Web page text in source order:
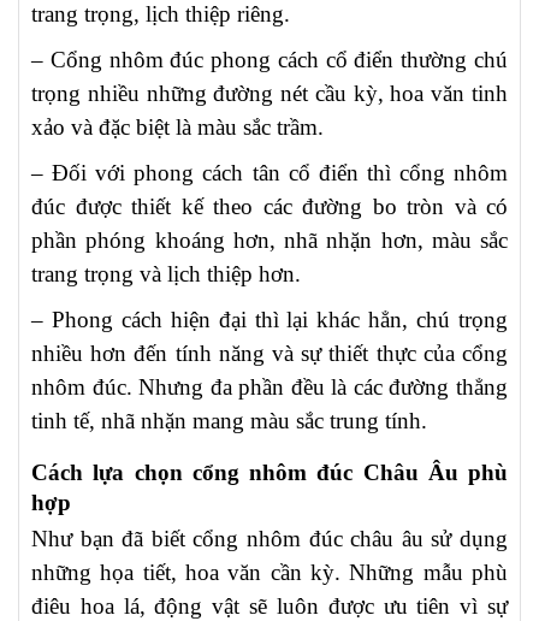
trang trọng, lịch thiệp riêng.
– Cổng nhôm đúc phong cách cổ điển thường chú
trọng nhiều những đường nét cầu kỳ, hoa văn tinh
xảo và đặc biệt là màu sắc trầm.
– Đối với phong cách tân cổ điển thì cổng nhôm
đúc được thiết kế theo các đường bo tròn và có
phần phóng khoáng hơn, nhã nhặn hơn, màu sắc
trang trọng và lịch thiệp hơn.
– Phong cách hiện đại thì lại khác hẳn, chú trọng
nhiều hơn đến tính năng và sự thiết thực của cổng
nhôm đúc. Nhưng đa phần đều là các đường thẳng
tinh tế, nhã nhặn mang màu sắc trung tính.
Cách lựa chọn cổng nhôm đúc Châu Âu phù
hợp
Như bạn đã biết cổng nhôm đúc châu âu sử dụng
những họa tiết, hoa văn cần kỳ. Những mẫu phù
điêu hoa lá, động vật sẽ luôn được ưu tiên vì sự